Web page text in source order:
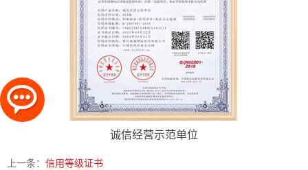
诚信经营示范单位
上一条： 信用等级证书